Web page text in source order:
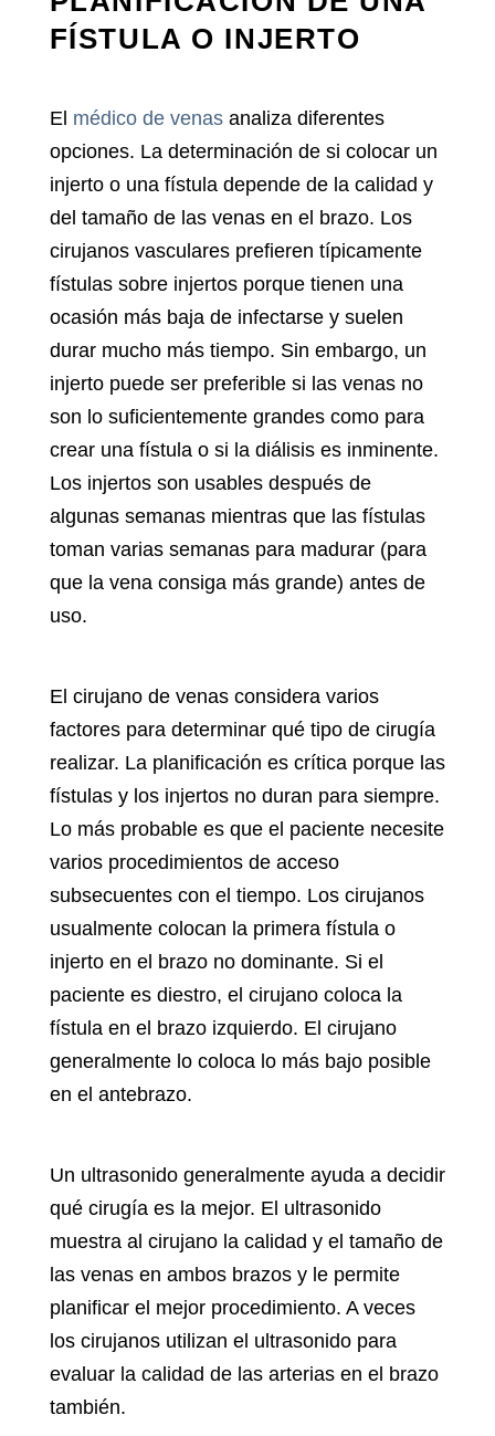
FÍSTULA O INJERTO
El médico de venasanaliza diferentes
opciones. La determinación de si colocar un
injerto o una fístula depende de la calidad y
del tamaño de las venas en el brazo. Los
cirujanos vasculares prefieren típicamente
fístulas sobre injertos porque tienen una
ocasión más baja de infectarse y suelen
durar mucho más tiempo. Sin embargo, un
injerto puede ser preferible si las venas no
son lo suficientemente grandes como para
crear una fístula o si la diálisis es inminente.
Los injertos son usables después de
algunas semanas mientras que las fístulas
toman varias semanas para madurar (para
que la vena consiga más grande) antes de
uso.
El cirujano de venasconsidera varios
factores para determinar qué tipo de cirugía
realizar. La planificación es crítica porque las
fístulas y los injertos no duran para siempre.
Lo más probable es que el paciente necesite
varios procedimientos de acceso
subsecuentes con el tiempo. Los cirujanos
usualmente colocan la primera fístula o
injerto en el brazo no dominante. Si el
paciente es diestro, el cirujano coloca la
fístula en el brazo izquierdo. El cirujano
generalmente lo coloca lo más bajo posible
en el antebrazo.
Un ultrasonido generalmente ayuda a decidir
qué cirugía es la mejor. El ultrasonido
muestra al cirujano la calidad y el tamaño de
las venas en ambos brazos y le permite
planificar el mejor procedimiento. A veces
los cirujanos utilizan el ultrasonido para
evaluar la calidad de las arterias en el brazo
también.